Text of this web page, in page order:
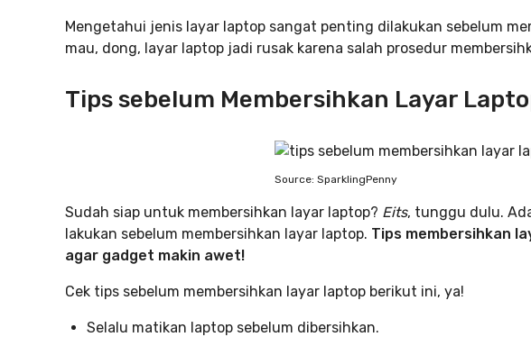
Mengetahui jenis layar laptop sangat penting dilakukan sebelum
mau, dong, layar laptop jadi rusak karena salah prosedur
Tips sebelum Membersihkan Layar
Source: SparklingPenny
Sudah siap untuk membersihkan layar laptop? Eits, tunggu dulu.
lakukan sebelum membersihkan layar laptop. Tips membersihkan
agar gadget makin awet!
Cek tips sebelum membersihkan layar laptop berikut ini, ya!
Selalu matikan laptop sebelum dibersihkan.